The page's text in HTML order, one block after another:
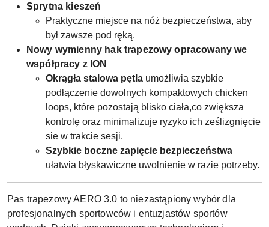
Sprytna kieszeń
Praktyczne miejsce na nóż bezpieczeństwa, aby
był zawsze pod ręką.
Nowy wymienny hak trapezowy opracowany we
współpracy z ION
Okrągła stalowa pętla umożliwia szybkie
podłączenie dowolnych kompaktowych chicken
loops, które pozostają blisko ciała,co zwiększa
kontrolę oraz minimalizuje ryzyko ich ześlizgnięcie
sie w trakcie sesji.
Szybkie boczne zapięcie bezpieczeństwa
ułatwia błyskawiczne uwolnienie w razie potrzeby.
Pas trapezowy AERO 3.0 to niezastąpiony wybór dla
profesjonalnych sportowców i entuzjastów sportów